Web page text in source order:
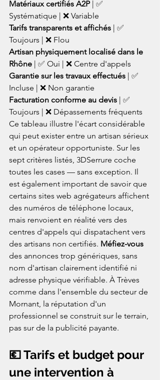
Matériaux certifiés A2P | ✅
Tarifs transparents et affichés | ✅
Artisan physiquement localisé dans le
Rhône
Garantie sur les travaux effectués | ✅
Facturation conforme au devis | ✅
Toujours | ❌ Dépassements fréquents
Ce tableau illustre l'écart considérable
qui peut exister entre un artisan sérieux
et un opérateur opportuniste. Sur les
sept critères listés, 3DSerrure coche
toutes les cases — sans exception. Il
est également important de savoir que
certains sites web agrégateurs affichent
des numéros de téléphone locaux,
mais renvoient en réalité vers des
centres d'appels qui dispatachent vers
des artisans non certifiés. Méfiez-vous
des annonces trop génériques, sans
nom d'artisan clairement identifié ni
adresse physique vérifiable. À Trèves
comme dans l'ensemble du secteur de
Mornant, la réputation d'un
professionnel se construit sur le terrain,
pas sur de la publicité payante.
💶 Tarifs et budget pour
une intervention à